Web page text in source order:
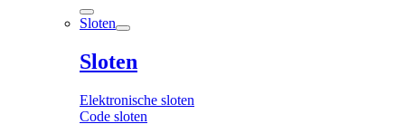
Sloten
Sloten
Elektronische sloten
Code sloten